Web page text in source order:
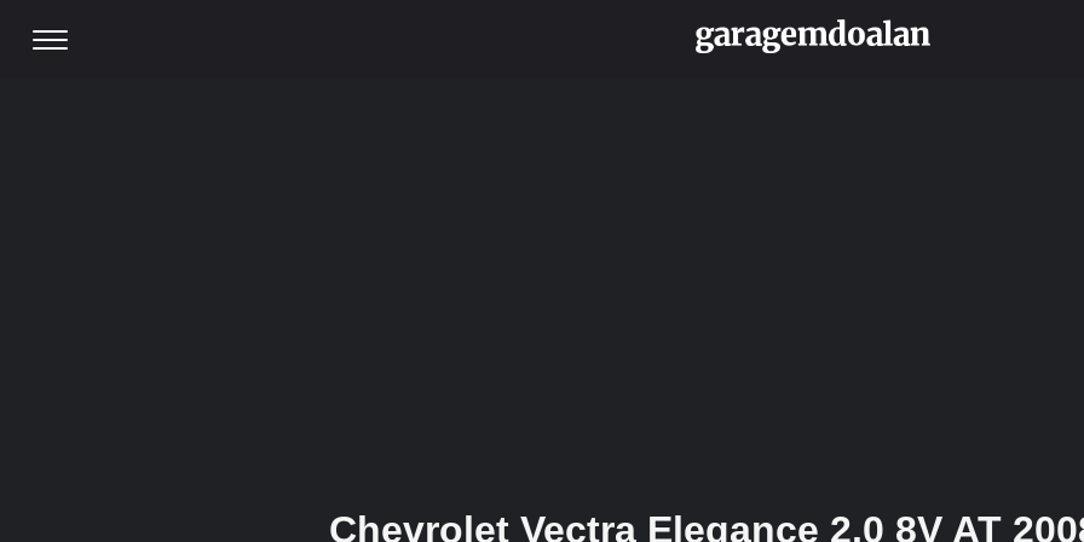
Chevrolet Vectra Elegance 2.0 8V AT